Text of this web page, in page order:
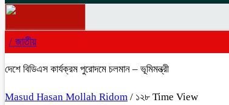
/ জাতীয়
দেশে বিডিএস কার্যক্রম পুরোদমে চলমান – ভূমিমন্ত্রী
Masud Hasan Mollah Ridom / ১২৮ Time View